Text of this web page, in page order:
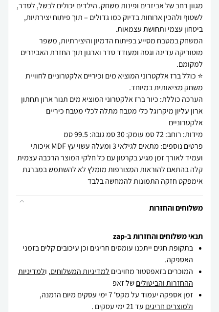
מגוון רחב של אביזרים ופינות משחק. הילדים יכולים לבשל, לסדר,
לשטוף ולהכין ארוחות בדיוק כמו גדולים – תוך פיתוח יצירתיות,
המשחק במטבח מסייע בפיתוח הדמיון והיצירתיות, משפר
מוטוריקה עדינה וגסה ומעודד סדר וארגון תוך החזרת האביזרים
⭐ כולל ברז אלקטרוני המוציא מים וכיריים אלקטרוניים לחוויית
הערכה כוללת: כיור ברז אלקטרוני המוציא מים תנור ארון תחתון
ארון עליון מיקרוגל כלי מטבח מתלה לכלי מטבח כיריים
פרטים נוספים: מתאים לגילאי 3 ומעלה עשוי עץ MDF איכותי
ועמיד לאורך זמן מגיע בקרטון עם כל חלקי המוצר הרכבה עצמית
קלה בהתאם להוראות המצורפות מומלץ לא להשתמש במברגת
אימפקט חזקה התמונות להמחשה בלבד
משלוחים והחזרות
תנאי משלוחים והחזרות ב-zap
בתקופת חגים ייתכנו עומסים חריגים וכן עיכובים קלים בזמני
האספקה.
המוכרים בזאפסטור מחויבים למדיניות המשלוחים, ולמדיניות
ההחזרות והביטוליםשל זאפ
זמן אספקה יעמוד על מקס' 7 ימי עסקים מיום הזמנה,
ולמוצרים חריגים עד 21 ימי עסקים .